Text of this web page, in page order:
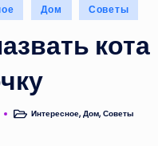
Дом Советы
кота
Опубликовано
Интересное,Дом,Советы